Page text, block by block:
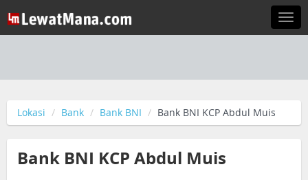
Lokasi Bank Bank BNI Bank BNI KCP Abdul Muis
Bank BNI KCP Abdul Muis